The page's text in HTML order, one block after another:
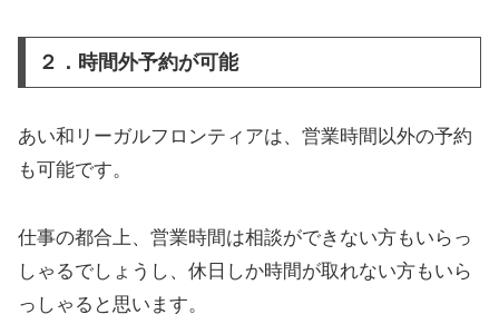
２．時間外予約が可能
あい和リーガルフロンティアは、営業時間以外の予約
も可能です。
仕事の都合上、営業時間は相談ができない方もいらっ
しゃるでしょうし、休日しか時間が取れない方もいら
っしゃると思います。